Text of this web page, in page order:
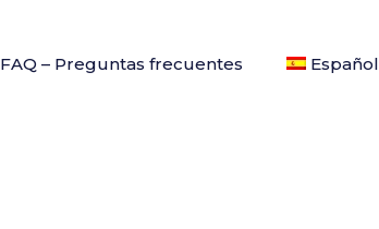
FAQ – Preguntas frecuentes Español